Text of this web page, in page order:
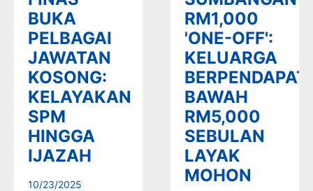
BUKA
PELBAGAI
JAWATAN
KOSONG:
KELAYAKAN
SPM
HINGGA
IJAZAH
10/23/2025
RM1,000
'ONE-OFF':
KELUARGA
BAWAH
RM5,000
SEBULAN
LAYAK
MOHON